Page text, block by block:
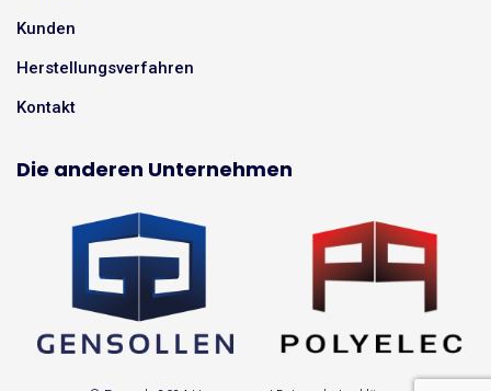
Kunden
Herstellungsverfahren
Kontakt
Die anderen Unternehmen